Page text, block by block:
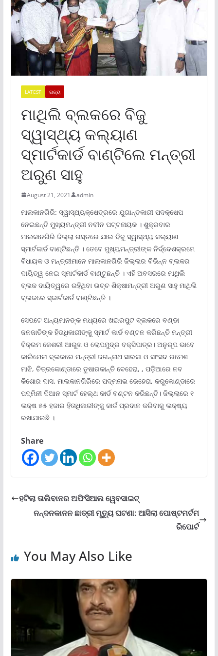
LATEST ରାଜ୍ୟ
ମାଥିଲି ବ୍ଲକରେ ବିଜୁ
ସ୍ୱାସ୍ଥ୍ୟ କଲ୍ୟାଣ
ସ୍ମାର୍ଟକାର୍ଡ ବାଣ୍ଟିଲେ ମନ୍ତ୍ରୀ
ଅରୁଣ ସାହୁ
August 21, 2021 admin
ମାଲକାନଗିରି: ସ୍ୱାସ୍ଥ୍ୟକ୍ଷେତ୍ରରେ ଯୁଗାନ୍ତକାରୀ ପଦକ୍ଷେପ
ନେଇଛନ୍ତି ମୁଖ୍ୟମନ୍ତ୍ରୀ ନବୀନ ପଟ୍ଟନାୟକ । ଶୁକ୍ରବାର
ମାଲକାନଗିରି ଜିଲ୍ଲା ଗସ୍ତରେ ଯାଇ ବିଜୁ ସ୍ୱାସ୍ଥ୍ୟ କଲ୍ୟାଣ
ସ୍ମାର୍ଟକାର୍ଡ ବାଣ୍ଟିଛନ୍ତି । ତେବେ ମୁଖ୍ୟମନ୍ତ୍ରୀଙ୍କ ନିର୍ଦ୍ଦେଶକ୍ରମେ
ବିଧାୟକ ଓ ମନ୍ତ୍ରୀମାନେ ମାଲକାନଗିରି ଜିଲ୍ଲାର ବିଭିନ୍ନ ବ୍ଲକର
ଦାୟିତ୍ୱ ନେଇ ସ୍ମାର୍ଟକାର୍ଡ ବାଣ୍ଟୁଛନ୍ତି । ଏହି ଅବସରରେ ମାଥିଲି
ବ୍ଲକ ଦାୟିତ୍ୱରେ ରହିଥିବା ଉଚ୍ଚ ଶିକ୍ଷାମନ୍ତ୍ରୀ ଅରୁଣ ସାହୁ ମାଥିଲି
ବ୍ଲକରେ ସ୍କାର୍ଟକାର୍ଡ ବାଣ୍ଟିଛନ୍ତି ।
ସେପଟେ ଅନ୍ୟମାନଙ୍କ ମଧ୍ୟରେ ଖଇରପୁଟ ବ୍ଲକରେ ବଣ୍ଡା
ଜନଜାତିଙ୍କ ହିତାଧିକାରୀଙ୍କୁ ସ୍ମାର୍ଟ କାର୍ଡ ବଣ୍ଟନ କରିଛନ୍ତି ମନ୍ତ୍ରୀ
ବିକ୍ରମ କେଶରୀ ଆରୁଖ ଓ ଲୋପମୁଦ୍ର ବକ୍ସିପାତ୍ର। ଅନୁରୂପ ଭାବେ
କାଲିମେଳା ବ୍ଲକରେ ମନ୍ତ୍ରୀ ଜଗନ୍ନାଥ ସାରକା ଓ ସାଂସଦ ରମେଶ
ମାଝି, ଚିତ୍ରକୋଣ୍ଡାରେ ତୁଷାରକାନ୍ତି ବେହେରା, , ପଡ଼ିଆରେ ନବ
କିଶୋର ଦାସ, ମାଲକାନଗିରିରେ ପଦ୍ମନାଭ ଭେହେରା, କରୁକୋଣ୍ଡାରେ
ପଦ୍ମିନୀ ଦିଆନ ସ୍ମାର୍ଟ ହେଲ୍ଥ କାର୍ଡ ବଣ୍ଟନ କରିଛନ୍ତି। ଜିଲ୍ଲାରେ ୧
ଲକ୍ଷ ୫୫ ହଜାର ହିତାଧିକାରୀଙ୍କୁ କାର୍ଡ ପ୍ରଦାନ କରିବାକୁ ଲକ୍ଷ୍ୟ
ରଖାଯାଇଛି ।
Share
ହଟିଲା ତାଲିବାନର ଅଫିସିଆଲ ୱେବସାଇଟ୍
ନନ୍ଦନକାନନ ଛାତ୍ରୀ ମୃତ୍ୟୁ ଘଟଣା: ଆସିଲା ପୋଷ୍ଟମର୍ଟମ
ରିପୋର୍ଟ
You May Also Like